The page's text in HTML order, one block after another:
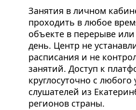
Занятия в личном
проходить в любое
объекте в перерыве
день. Центр не
расписания и не
занятий. Доступ к
круглосуточно с любого
слушателей из
регионов страны.